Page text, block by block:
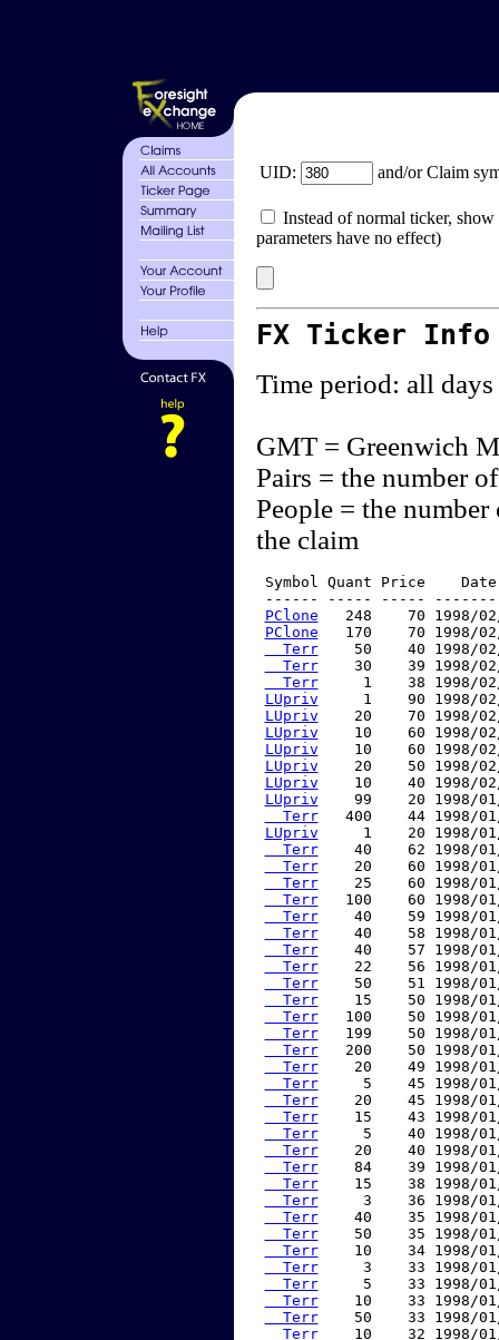
UID: and/or Claim
Instead of normal ticker,
parameters have no effect)
FX Ticker
Time period: all days
GMT = Greenwich
Pairs = the number
People = the
the claim
Symbol Quant Price
------ ----- -----
PClone
248    70 1998/
PClone
170    70 1998/
  Terr
50    40 1998/
  Terr
30    39 1998/
  Terr
1    38 1998/
LUpriv
1    90 1998/
LUpriv
20    70 1998/
LUpriv
10    60 1998/
LUpriv
10    60 1998/
LUpriv
20    50 1998/
LUpriv
10    40 1998/
LUpriv
99    20 1998/
  Terr
400    44 1998/
LUpriv
1    20 1998/
  Terr
40    62 1998/
  Terr
20    60 1998/
  Terr
25    60 1998/
  Terr
100    60 1998/
  Terr
40    59 1998/
  Terr
40    58 1998/
  Terr
40    57 1998/
  Terr
22    56 1998/
  Terr
50    51 1998/
  Terr
15    50 1998/
  Terr
100    50 1998/
  Terr
199    50 1998/
  Terr
200    50 1998/
  Terr
20    49 1998/
  Terr
5    45 1998/
  Terr
20    45 1998/
  Terr
15    43 1998/
  Terr
5    40 1998/
  Terr
20    40 1998/
  Terr
84    39 1998/
  Terr
15    38 1998/
  Terr
3    36 1998/
  Terr
40    35 1998/
  Terr
50    35 1998/
  Terr
10    34 1998/
  Terr
3    33 1998/
  Terr
5    33 1998/
  Terr
10    33 1998/
  Terr
50    33 1998/
  Terr
10    32 1998/